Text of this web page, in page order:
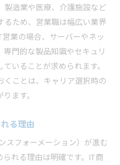
造業や医療、介護施設など
るため、営業職は幅広い業界
業の場合、サーバーやネッ
専門的な製品知識やセキュリ
いることが求められます。
くことは、キャリア選択時の
ます。
る理由
スフォーメーション）が進む
れる理由は明確です。IT商